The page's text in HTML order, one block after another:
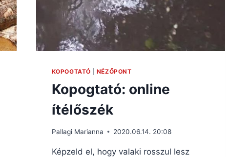
KOPOGTATÓ NÉZŐPONT
Kopogtató: online
ítélőszék
Pallagi Marianna 2020.06.14. 20:08
Képzeld el, hogy valaki rosszul lesz